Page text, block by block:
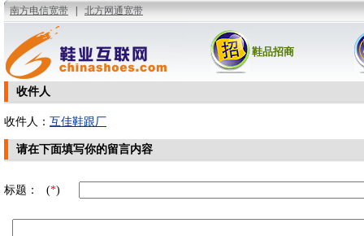
鞋品招商
收件人
收件人： 互佳鞋跟厂
请在下面填写你的留言内容
标题： (*)